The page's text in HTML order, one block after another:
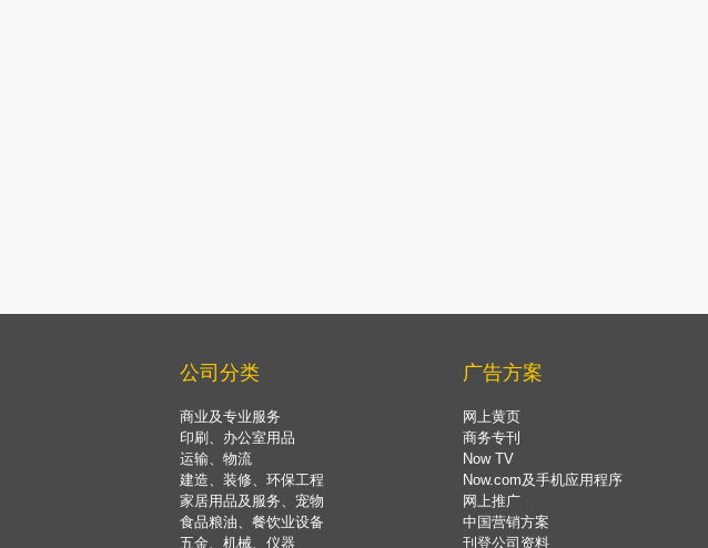
公司分类
商业及专业服务
印刷、办公室用品
运输、物流
建造、装修、环保工程
家居用品及服务、宠物
食品粮油、餐饮业设备
五金、机械、仪器
广告方案
网上黄页
商务专刊
Now TV
Now.com及手机应用程序
网上推广
中国营销方案
刊登公司资料